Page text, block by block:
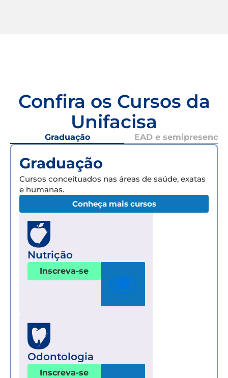
Confira os Cursos da
Unifacisa
Graduação EAD e semipresencial
Graduação
Cursos conceituados nas áreas de saúde, exatas
e humanas.
Conheça mais cursos
Nutrição
Inscreva-se
Odontologia
Inscreva-se